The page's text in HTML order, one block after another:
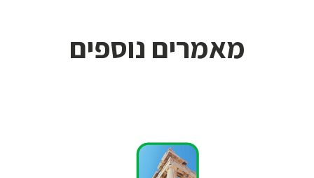
מאמרים נוספים